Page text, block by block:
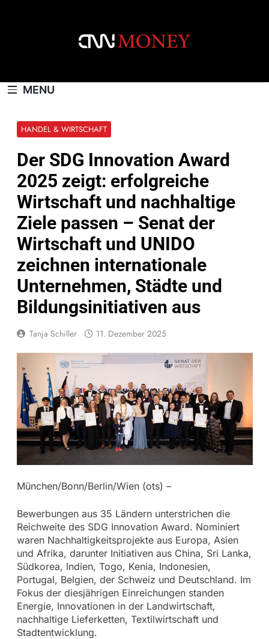
MENU
HANDEL & WIRTSCHAFT
Der SDG Innovation Award
2025 zeigt: erfolgreiche
Wirtschaft und nachhaltige
Ziele passen – Senat der
Wirtschaft und UNIDO
zeichnen internationale
Unternehmen, Städte und
Bildungsinitiativen aus
Tanja Schiller 11. Dezember 2025
München/Bonn/Berlin/Wien (ots) –
Bewerbungen aus 35 Ländern unterstrichen die
Reichweite des SDG Innovation Award. Nominiert
waren Nachhaltigkeitsprojekte aus Europa, Asien
und Afrika, darunter Initiativen aus China, Sri Lanka,
Südkorea, Indien, Togo, Kenia, Indonesien,
Portugal, Belgien, der Schweiz und Deutschland. Im
Fokus der diesjährigen Einreichungen standen
Energie, Innovationen in der Landwirtschaft,
nachhaltige Lieferketten, Textilwirtschaft und
Stadtentwicklung.